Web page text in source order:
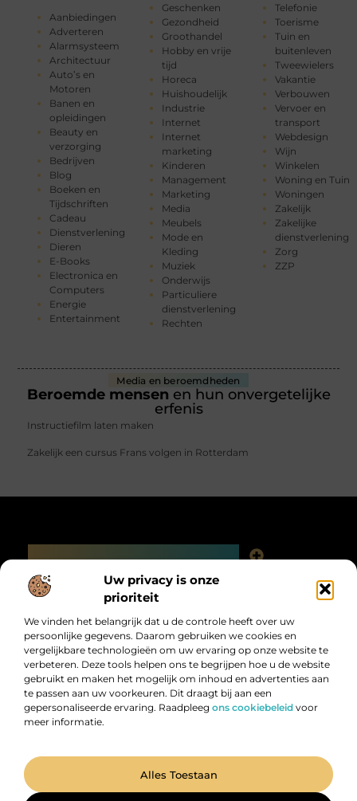
Uw privacy is onze
prioriteit
We vinden het belangrijk dat u de controle heeft over uw
persoonlijke gegevens. Daarom gebruiken we cookies en
vergelijkbare technologieën om uw ervaring op onze website te
verbeteren. Deze tools helpen ons te begrijpen hoe u de website
gebruikt en maken het mogelijk om inhoud en advertenties aan
te passen aan uw voorkeuren. Dit draagt bij aan een
gepersonaliseerde ervaring. Raadpleeg ons cookiebeleid voor
meer informatie.
Alles Toestaan
Aanbiedingen
Adverteren
Alarmsysteem
Architectuur
Auto’s en
Motoren
Banen en
opleidingen
Beauty en
verzorging
Bedrijven
Blog
Boeken en
Tijdschriften
Cadeau
Dienstverlening
Dieren
E-Books
Electronica en
Computers
Energie
Entertainment
Geschenken
Gezondheid
Groothandel
Hobby en vrije
tijd
Horeca
Huishoudelijk
Industrie
Internet
Internet
marketing
Kinderen
Management
Marketing
Media
Meubels
Mode en
Kleding
Muziek
Onderwijs
Particuliere
dienstverlening
Rechten
Telefonie
Toerisme
Tuin en
buitenleven
Tweewielers
Vakantie
Verbouwen
Vervoer en
transport
Webdesign
Wijn
Winkelen
Woning en Tuin
Woningen
Zakelijk
Zakelijke
dienstverlening
Zorg
ZZP
Media en beroemdheden
Beroemde mensen en hun onvergetelijke
erfenis
Instructiefilm laten maken
Zakelijk een cursus Frans volgen in Rotterdam
Bericht categorie
Digitalk.nl – Ontdek, leer en praat mee!
@2025 All Right Reserved. Design by